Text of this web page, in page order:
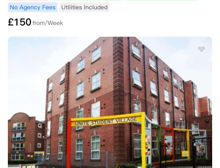
6. 签证拒签（国际学生）
如果您需要英国学生签证，且在租约开始日期前申请被拒，您可以提交以
下材料申请取消租约：
- 书面取消确认函
- 英国签证与移民局出具的拒签确认文件。
这些文件必须在收到拒签决定后的三个日历日内，且在9月20日之前提
如果文件被接受，您的租约将被取消，预付租金将退还给您。
如果您的签证在租约开始后被拒签，您通常需要搬离住所，但仍需承担租
金支付责任，直至找到新的租客或任何适用的法定通知期结束。
7. 特殊或人道主义情况
如果租户遇到严重的个人情况，例如重大的医疗或福利问题，可以根据公
寓方的特殊情况审查流程提出申请。
申请必须以书面形式提交，并附上相应的证明材料，例如：
- 医疗文件
- 来自学生所在大学或支持服务机构的证明。
No Agency Fees
Utilities Included
£150from/Week